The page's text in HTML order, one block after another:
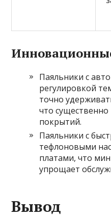
Паяльники с
регулировкой
точно
что
покрытий.
Паяльники с
тефлоновыми
платами, что
упрощает
Вывод